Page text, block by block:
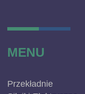
MENU
Przekładnie